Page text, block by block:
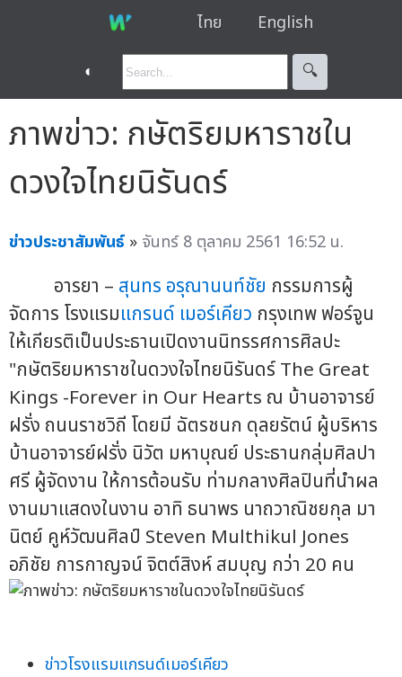
ไทย English
◐ 🔍︎
ภาพข่าว: กษัตริยมหาราชใน
ดวงใจไทยนิรันดร์
ข่าวประชาสัมพันธ์ » จันทร์ 8 ตุลาคม 2561 16:52 น.
อารยา – สุนทร อรุณานนท์ชัย กรรมการผู้
จัดการ โรงแรมแกรนด์ เมอร์เคียว กรุงเทพ ฟอร์จูน
ให้เกียรติเป็นประธานเปิดงานนิทรรศการศิลปะ
"กษัตริยมหาราชในดวงใจไทยนิรันดร์ The Great
Kings -Forever in Our Hearts ณ บ้านอาจารย์
ฝรั่ง ถนนราชวิถี โดยมี ฉัตรชนก ดุลยรัตน์ ผู้บริหาร
บ้านอาจารย์ฝรั่ง นิวัต มหาบุณย์ ประธานกลุ่มศิลปา
ศรี ผู้จัดงาน ให้การต้อนรับ ท่ามกลางศิลปินที่นำผล
งานมาแสดงในงาน อาทิ ธนาพร นาถวาณิชยกุล มา
นิตย์ คูห์วัฒนศิลป์ Steven Multhikul Jones
อภิชัย การกาญจน์ จิตต์สิงห์ สมบุญ กว่า 20 คน
ข่าวโรงแรมแกรนด์เมอร์เคียว